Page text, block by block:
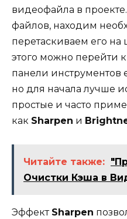
видеофайла в
файлов, находим
перетаскиваем его
этого можно перейти
панели инструментов
но для начала лучше
простые и часто
как Sharpen и
Читайте также:
Очистки Кэша в
Эффект Sharpen